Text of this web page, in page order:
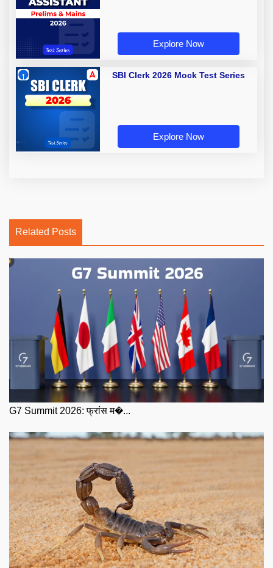
Explore Now
SBI Clerk 2026 Mock Test Series
Explore Now
Related Posts
G7 Summit 2026: फ्रांस म�...